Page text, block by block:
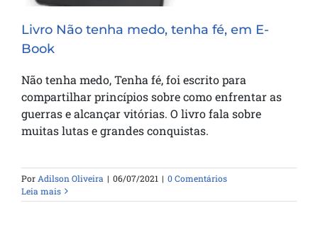
Livro Não tenha medo, tenha fé, em E-
Book
Não tenha medo, Tenha fé, foi escrito para
compartilhar princípios sobre como enfrentar as
guerras e alcançar vitórias. O livro fala sobre
muitas lutas e grandes conquistas.
PorAdilson Oliveira | 06/07/2021 | 0 Comentários
Leia mais